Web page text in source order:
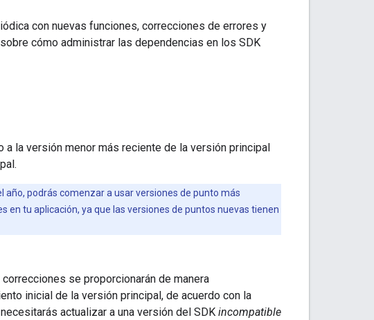
con nuevas funciones, correcciones de errores y
cómo administrar las dependencias en los SDK
a la versión menor más reciente de la versión principal
podrás comenzar a usar versiones de punto más
en tu aplicación, ya que las versiones de puntos nuevas tienen
se proporcionarán de manera
inicial de la versión principal, de acuerdo con la
actualizar a una versión del SDK incompatible